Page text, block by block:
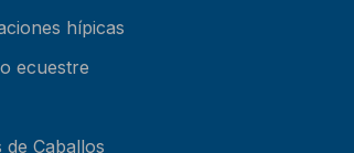
hípicas
ecuestre
de Caballos